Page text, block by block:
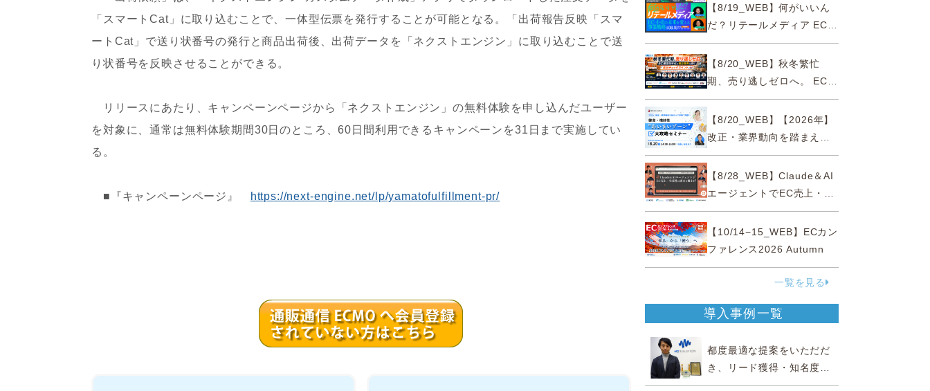
「スマートCat」に取り込むことで、一体型伝票を発行することが可能となる。「出荷報告反映「スマ
ートCat」で送り状番号の発行と商品出荷後、出荷データを「ネクストエンジン」に取り込むことで送
り状番号を反映させることができる。
リリースにあたり、キャンペーンページから「ネクストエンジン」の無料体験を申し込んだユーザー
を対象に、通常は無料体験期間30日のところ、60日間利用できるキャンペーンを31日まで実施してい
る。
■『キャンペーンページ』 https://next-engine.net/lp/yamatofulfillment-pr/
【8/19_WEB】何がいいん
だ？リテールメディア EC・
小売の未来を変える事業戦
略【8/20_WEB】秋冬繁忙
期、売り逃しゼロへ。 EC運
営効率化と機会損失を防ぐ
『直前チェックポイント』
【8/20_WEB】【2026年】
改正・業界動向を踏まえて
事例で理解 健食・機能
性“あいまいゾーン”大攻略セ
ミナー
【8/28_WEB】Claude＆AI
エージェントでEC売上・生
産性の両方を爆上げ ～ただ
使うだけじゃない！&qu...
【10/14−15_WEB】ECカン
ファレンス2026 Autumn
一覧を見る
導入事例一覧
都度最適な提案をいただだ
き、リード獲得・知名度向
上に効果実感